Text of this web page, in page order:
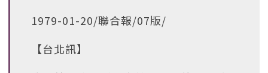
1979-01-20/聯合報/07版/
【台北訊】